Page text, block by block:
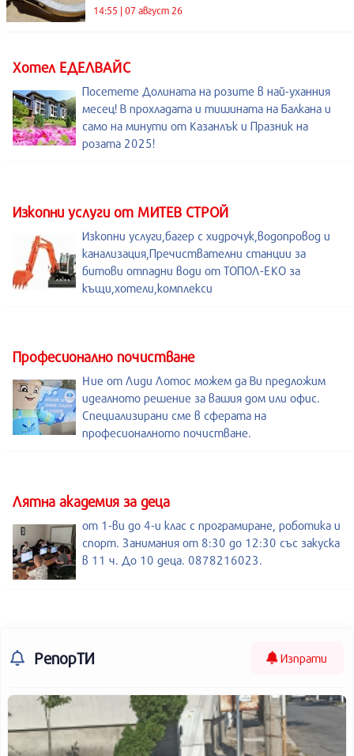
14:55 | 07 август 26
Хотел ЕДЕЛВАЙС
Посетете Долината на розите в най-уханния
месец! В прохладата и тишината на Балкана и
само на минути от Казанлък и Празник на
розата 2025!
Изкопни услуги от МИТЕВ СТРОЙ
Изкопни услуги,багер с хидрочук,водопровод и
канализация,Пречиствателни станции за
битови отпадни води от ТОПОЛ-ЕКО за
къщи,хотели,комплекси
Професионално почистване
Ние от Лиди Лотос можем да Ви предложим
идеалното решение за вашия дом или офис.
Специализирани сме в сферата на
професионалното почистване.
Лятна академия за деца
от 1-ви до 4-и клас с програмиране, роботика и
спорт. Занимания от 8:30 до 12:30 със закуска
в 11 ч. До 10 деца. 0878216023.
РепорТИ Изпрати